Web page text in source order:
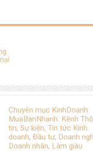
Chuyên mục KinhDoanh
MuaBanNhanh: Kênh
tin, Sự kiện, Tin tức Kinh
doanh, Đầu tư, Doanh
Doanh nhân, Làm giàu